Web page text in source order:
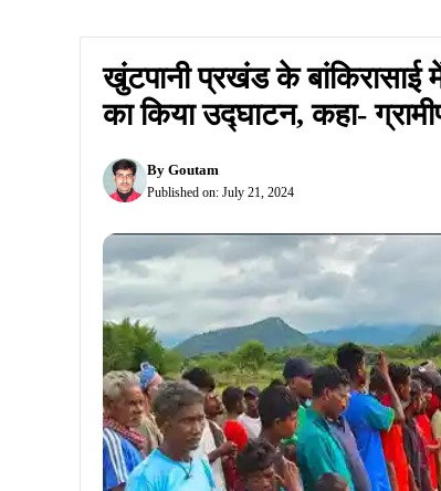
के बांकिरासाई टोला में विधायक मंद से 2000
फोड़कर उद्घाटन किया।